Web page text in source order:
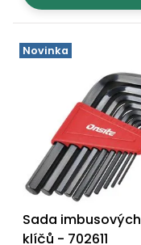
Novinka
Sada imbusových
klíčů - 702611